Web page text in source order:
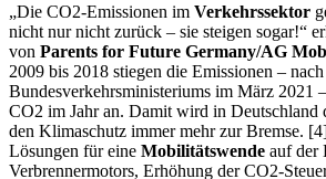
„Die CO2-Emissionen im Verkehrssektor
nicht nur nicht zurück – sie steigen sogar!“
von Parents for Future Germany/AG
2009 bis 2018 stiegen die Emissionen –
Bundesverkehrsministeriums im März 2021
CO2 im Jahr an. Damit wird in Deutschland
den Klimaschutz immer mehr zur Bremse.
Lösungen für eine Mobilitätswende auf der
Verbrennermotors, Erhöhung der CO2-